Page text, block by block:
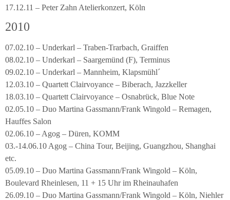
17.12.11 – Peter Zahn Atelierkonzert, Köln
2010
07.02.10 – Underkarl – Traben-Trarbach, Graiffen
08.02.10 – Underkarl – Saargemünd (F), Terminus
09.02.10 – Underkarl – Mannheim, Klapsmühl´
12.03.10 – Quartett Clairvoyance – Biberach, Jazzkeller
18.03.10 – Quartett Clairvoyance – Osnabrück, Blue Note
02.05.10 – Duo Martina Gassmann/Frank Wingold – Remagen,
Hauffes Salon
02.06.10 – Agog – Düren, KOMM
03.-14.06.10 Agog – China Tour, Beijing, Guangzhou, Shanghai
etc.
05.09.10 – Duo Martina Gassmann/Frank Wingold – Köln,
Boulevard Rheinlesen, 11 + 15 Uhr im Rheinauhafen
26.09.10 – Duo Martina Gassmann/Frank Wingold – Köln, Niehler